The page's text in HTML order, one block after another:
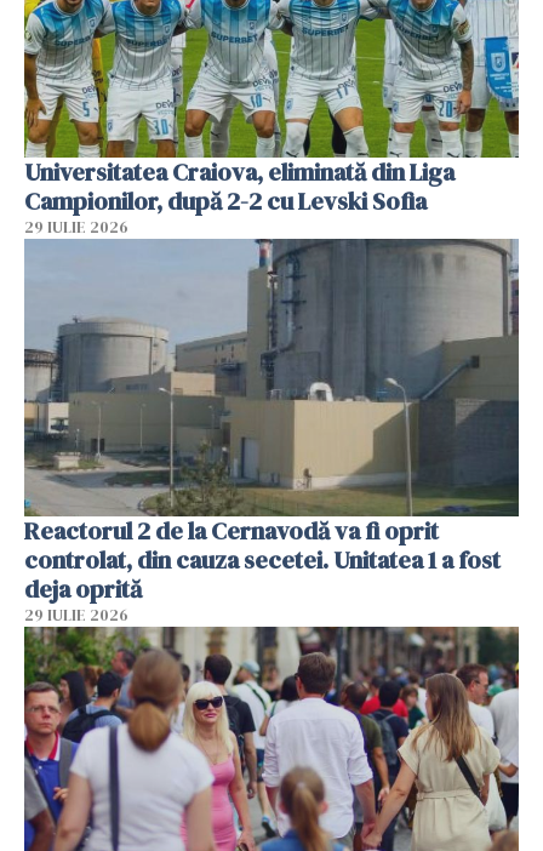
Universitatea Craiova, eliminată din Liga
Campionilor, după 2-2 cu Levski Sofia
29 IULIE 2026
Reactorul 2 de la Cernavodă va fi oprit
controlat, din cauza secetei. Unitatea 1 a fost
deja oprită
29 IULIE 2026